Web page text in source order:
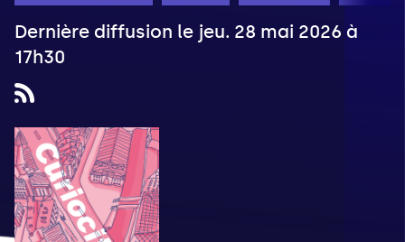
Dernière diffusion le jeu. 28 mai 2026 à
17h30